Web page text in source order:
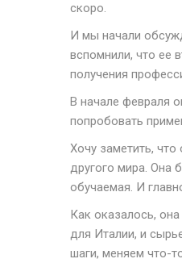
скоро.
И мы начали
вспомнили, что ее
получения
В начале февраля
попробовать
Хочу заметить,
другого мира. Она
обучаемая. И
Как оказалось,
для Италии, и
шаги, меняем что-